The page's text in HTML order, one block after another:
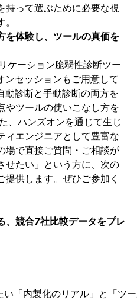
持って選ぶために必要な視
体験し、ツールの真価を
ケーション脆弱性診断ツー
セッションもご用意して
診断と手動診断の両方を
やツールの使いこなし方を
、ハンズオンを通じて生じ
ィエンジニアとして豊富な
場で直接ご質問・ご相談が
せたい」という方に、次の
提供します。ぜひご参加く
競合7社比較データをプレ
い「内製化のリアル」と「ツ